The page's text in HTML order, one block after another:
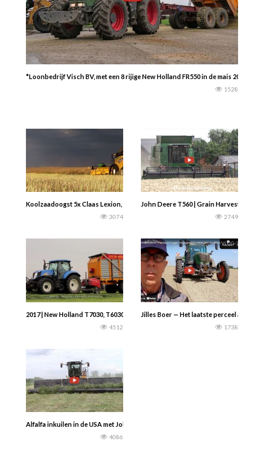
*Loonbedrijf Visch BV, met een 8 rijige New Holland FR550 in de mais 2020.
1528
Koolzaadoogst 5x Claas Lexion, 2x New Holland, 1x Deutz Fahr
3074
John Deere T560 | Grain Harvesting |
2749
2017 | New Holland T7030, T6030 + TS100 | Eerste snede | Grasoogst |
4512
Jilles Boer — Het laatste perceel
1738
Alfalfa inkuilen in de USA met John Deere CaseIh en Oxbo hark…
4086